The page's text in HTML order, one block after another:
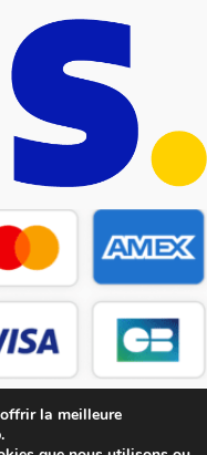
la meilleure